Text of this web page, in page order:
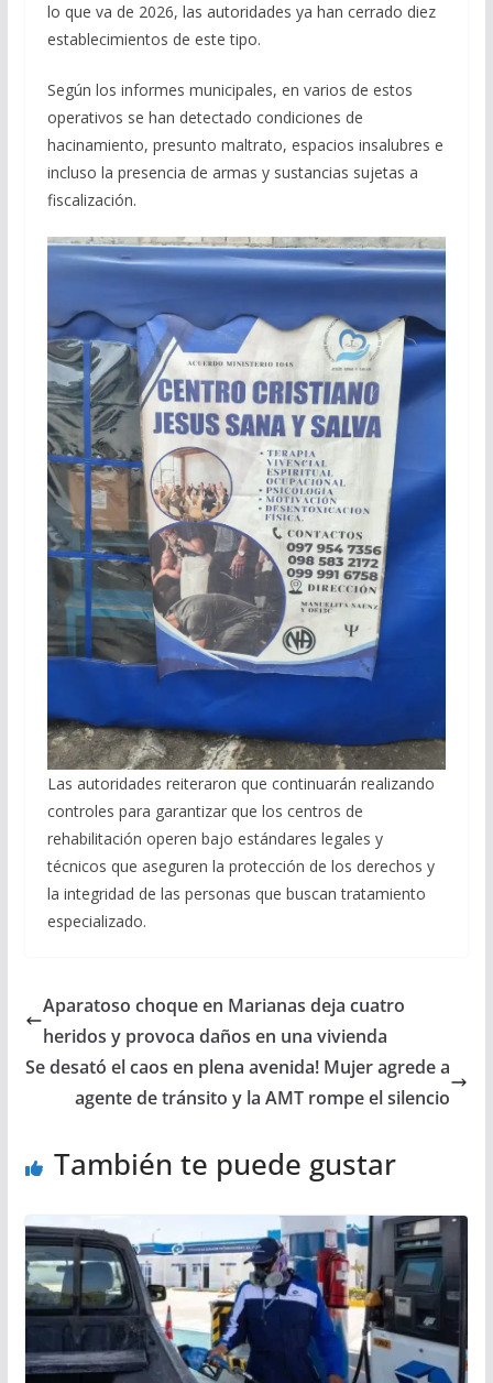
lo que va de 2026, las autoridades ya han cerrado diez
establecimientos de este tipo.
Según los informes municipales, en varios de estos
operativos se han detectado condiciones de
hacinamiento, presunto maltrato, espacios insalubres e
incluso la presencia de armas y sustancias sujetas a
fiscalización.
Las autoridades reiteraron que continuarán realizando
controles para garantizar que los centros de
rehabilitación operen bajo estándares legales y
técnicos que aseguren la protección de los derechos y
la integridad de las personas que buscan tratamiento
especializado.
Aparatoso choque en Marianas deja cuatro
heridos y provoca daños en una vivienda
Se desató el caos en plena avenida! Mujer agrede a
agente de tránsito y la AMT rompe el silencio
También te puede gustar